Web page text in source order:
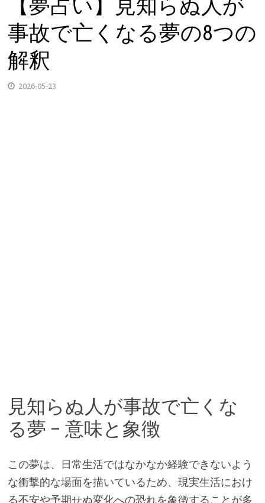
【夢占い】見知らぬ人が
事故で亡くなる夢の8つの
解釈
2026-05-23
見知らぬ人が事故で亡くな
る夢 – 意味と象徴
この夢は、日常生活ではなかなか経験できないよう
な衝撃的な場面を描いているため、現実生活におけ
る不安や予期せぬ変化への恐れを象徴することが多